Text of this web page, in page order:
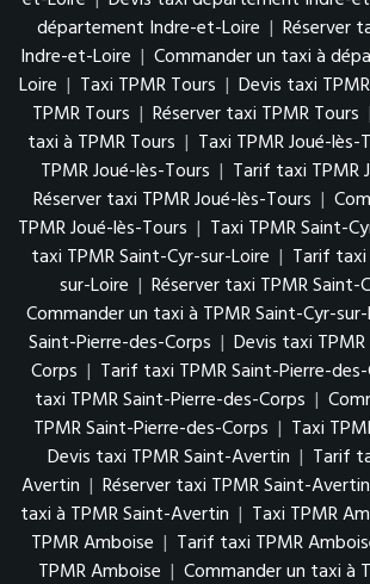
département Indre-et-Loire | Réserver
Indre-et-Loire | Commander un taxi à
Loire | Taxi TPMR Tours | Devis taxi
TPMR Tours | Réserver taxi TPMR Tours |
taxi à TPMR Tours | Taxi TPMR Joué-lès-
TPMR Joué-lès-Tours | Tarif taxi TPMR
Réserver taxi TPMR Joué-lès-Tours |
TPMR Joué-lès-Tours | Taxi TPMR Saint-
taxi TPMR Saint-Cyr-sur-Loire | Tarif taxi
sur-Loire | Réserver taxi TPMR Saint-
Commander un taxi à TPMR Saint-Cyr-
Saint-Pierre-des-Corps | Devis taxi
Corps | Tarif taxi TPMR Saint-Pierre-
taxi TPMR Saint-Pierre-des-Corps |
TPMR Saint-Pierre-des-Corps | Taxi
Devis taxi TPMR Saint-Avertin | Tarif
Avertin | Réserver taxi TPMR Saint-Avertin
taxi à TPMR Saint-Avertin | Taxi TPMR
TPMR Amboise | Tarif taxi TPMR
TPMR Amboise | Commander un taxi à